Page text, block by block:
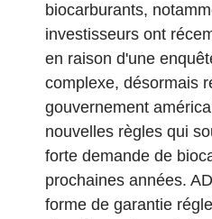
biocarburants,
investisseurs ont
en raison d'une
complexe, désormais
gouvernement
nouvelles règles qui
forte demande de
prochaines années.
forme de garantie